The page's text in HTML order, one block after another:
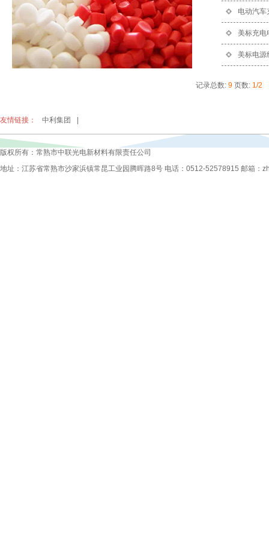
电动汽车
美标充电
美标电源
记录总数:9 页数: 1/2
友情链接： 中利集团
版权所有：常熟市中联光电新材料有限责任公司
地址：江苏省常熟市沙家浜镇常昆工业园腾晖路8号 电话：0512-52578915 邮箱：